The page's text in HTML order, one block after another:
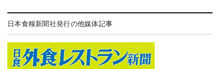
日本食糧新聞社発行の他媒体記事